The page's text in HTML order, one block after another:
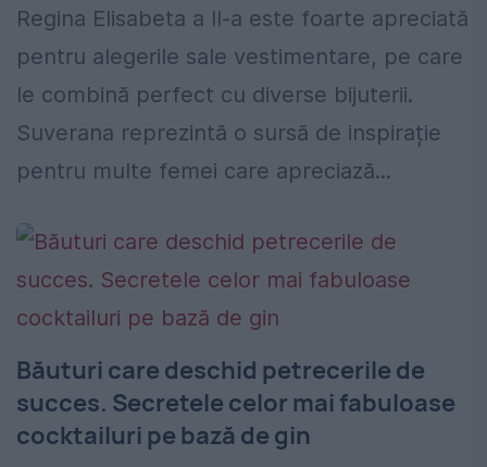
Regina Elisabeta a II-a este foarte apreciată
pentru alegerile sale vestimentare, pe care
le combină perfect cu diverse bijuterii.
Suverana reprezintă o sursă de inspirație
pentru multe femei care apreciază...
Băuturi care deschid petrecerile de
succes. Secretele celor mai fabuloase
cocktailuri pe bază de gin